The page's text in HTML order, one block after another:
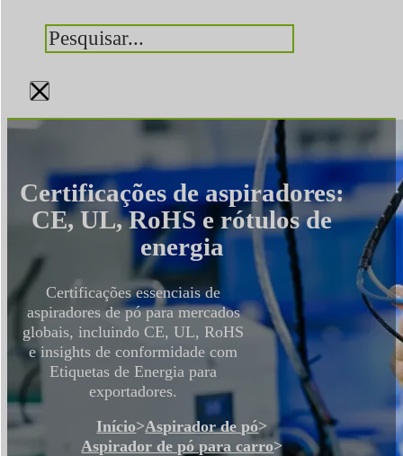
Pesquisar
×
Certificações de aspiradores:
CE, UL, RoHS e rótulos de
energia
Certificações essenciais de
aspiradores de pó para mercados
globais, incluindo CE, UL, RoHS
e insights de conformidade com
Etiquetas de Energia para
exportadores.
Início>Aspirador de pó>
Aspirador de pó para carro>